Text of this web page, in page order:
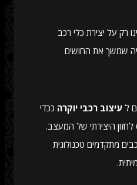
רק על יצירת כלי רכב
שמשך את החושים
ל עיצוב רכבי יוקרה ככדי
היצירתי של המעצב.
מתקדמים טכנולוגית